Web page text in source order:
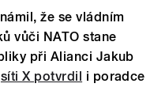
že se vládním
vůči NATO stane
při Alianci Jakub
síti X potvrdil
i poradce